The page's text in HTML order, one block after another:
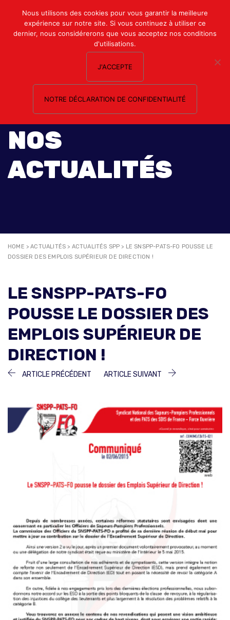
Mon compte
Nous contacter
NOS
ACTUALITÉS
HOME >ACTUALITÉS > ACTUALITÉS SPP > LE SNSPP-PATS-FO POUSSE LE
DOSSIER DES EMPLOIS SUPÉRIEUR DE DIRECTION !
LE SNSPP-PATS-FO
POUSSE LE DOSSIER DES
EMPLOIS SUPÉRIEUR DE
DIRECTION !
NAVIGATION
L’ARTICLE
ARTICLE PRÉCÉDENT ARTICLE
ARTICLE SUIVANT
ARTICLE
Nous utilisons des cookies pour vous garantir la meilleure
expérience sur notre site. Si vous continuez à utiliser ce
dernier, nous considérerons que vous acceptez nos conditions
d'utilisations.
J'ACCEPTE
NOTRE DÉCLARATION DE CONFIDENTIALITÉ